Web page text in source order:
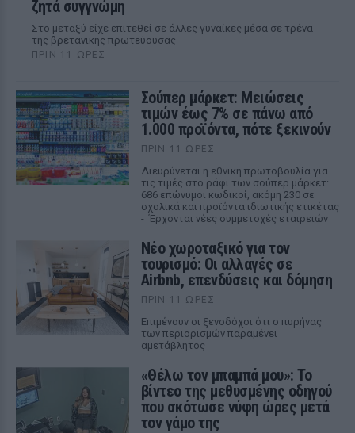
ζητά συγγνώμη
Στο μεταξύ είχε επιτεθεί σε άλλες γυναίκες μέσα σε τρένα
της βρετανικής πρωτεύουσας
ΠΡΙΝ 11 ΏΡΕΣ
Σούπερ μάρκετ: Μειώσεις
τιμών έως 7% σε πάνω από
1.000 προϊόντα, πότε ξεκινούν
ΠΡΙΝ 11 ΏΡΕΣ
Διευρύνεται η εθνική πρωτοβουλία για
τις τιμές στο ράφι των σούπερ μάρκετ:
686 επώνυμοι κωδικοί, ακόμη 230 σε
σχολικά και προϊόντα ιδιωτικής ετικέτας
- Έρχονται νέες συμμετοχές εταιρειών
Νέο χωροταξικό για τον
τουρισμό: Οι αλλαγές σε
Airbnb, επενδύσεις και δόμηση
ΠΡΙΝ 11 ΏΡΕΣ
Επιμένουν οι ξενοδόχοι ότι ο πυρήνας
των περιορισμών παραμένει
αμετάβλητος
«Θέλω τον μπαμπά μου»: Το
βίντεο της μεθυσμένης οδηγού
που σκότωσε νύφη ώρες μετά
τον γάμο της